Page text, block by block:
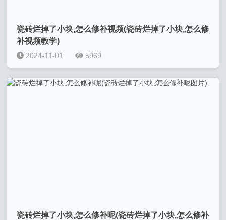
瓷砖烂掉了小块,怎么修补视频(瓷砖烂掉了小块,怎么修
补视频教学)
2024-11-01 5969
瓷砖烂掉了小块,怎么修补呢(瓷砖烂掉了小块,怎么修补